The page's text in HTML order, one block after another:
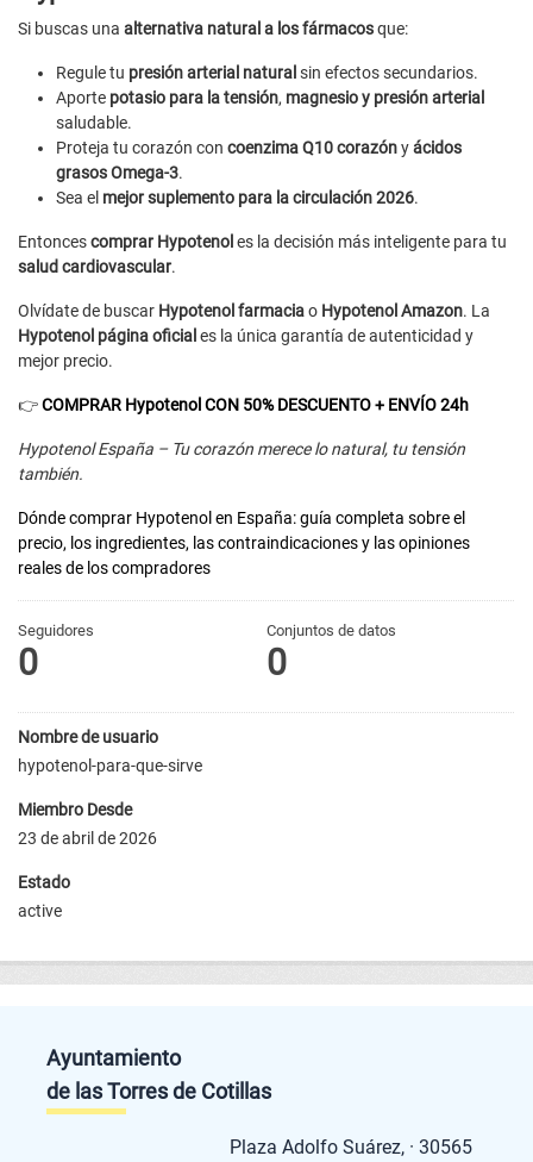
Si buscas una alternativa natural a los fármacosque:
Regule tu presión arterial natural sin efectos secundarios.
Aporte potasio para la tensión, magnesio y presión arterial
saludable.
Proteja tu corazón con coenzima Q10 corazónyácidos
grasos Omega-3.
Sea el mejor suplemento para la circulación 2026.
Entoncescomprar Hypotenol es la decisión más inteligente para tu
salud cardiovascular.
Olvídate de buscar Hypotenol farmaciao Hypotenol Amazon. La
Hypotenol página oficial es la única garantía de autenticidad y
mejor precio.
👉COMPRAR Hypotenol CON 50% DESCUENTO + ENVÍO 24h
Hypotenol España – Tu corazón merece lo natural, tu tensión
también.
Dónde comprar Hypotenol en España: guía completa sobre el
precio, los ingredientes, las contraindicaciones y las opiniones
reales de los compradores
Seguidores
0
Conjuntos de datos
0
Nombre de usuario
hypotenol-para-que-sirve
Miembro Desde
23 de abril de 2026
Estado
active
Ayuntamiento
de las Torres de Cotillas
Plaza Adolfo Suárez, · 30565